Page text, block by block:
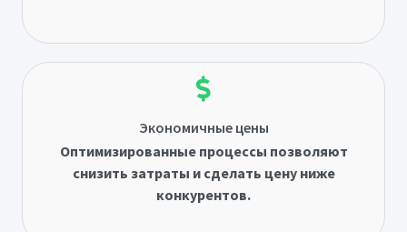
Экономичные цены
Оптимизированные процессы позволяют
снизить затраты и сделать цену ниже
конкурентов.